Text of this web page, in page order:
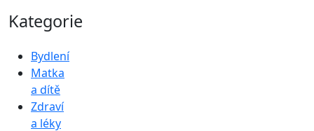
Kategorie
Bydlení
Matka
a dítě
Zdraví
a léky